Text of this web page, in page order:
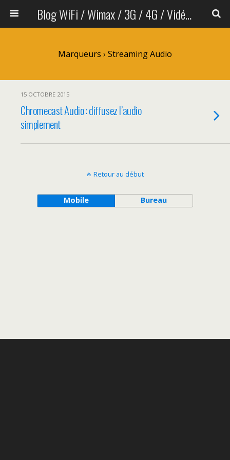
Blog WiFi / Wimax / 3G / 4G / Vidéo sans fil
Marqueurs › Streaming Audio
15 OCTOBRE 2015
Chromecast Audio : diffusez l’audio
simplement
Retour au début
Mobile Bureau